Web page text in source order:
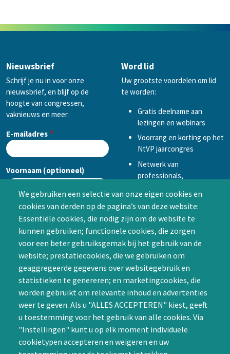
We gebruiken een selectie van onze eigen cookies en
cookies van derden op de pagina’s van deze website:
Essentiële cookies, die nodig zijn om de website te
kunnen gebruiken; functionele cookies, die zorgen
voor een beter gebruiksgemak bij het gebruik van de
website; prestatiecookies, die we gebruiken om
geaggregeerde gegevens over websitegebruik en
statistieken te genereren; en marketingcookies, die
worden gebruikt om relevante inhoud en advertenties
weer te geven. Als u "ALLES ACCEPTEREN" kiest, geeft
u toestemming voor het gebruik van alle cookies. Via
"Instellingen" kunt u op elk moment individuele
cookietypen accepteren en weigeren en uw
Nieuwsbrief
Schrijf je nu in voor onze
nieuwsbrief, en blijf op de
hoogte van congressen,
vaknieuws en meer.
E-mailadres
Voornaam (optioneel)
Achternaam (optioneel)
CAPTCHA
Word lid
Uw grootste voordelen om lid
te worden:
Gratis deelname aan
lezingen en webinars
Voorrang en korting op het
NtVP jaarcongres
Netwerk van
professionals,
samenwerken in een van
de Special Interest
Groepen (SIG’s) of zelf een
SIG initiëren
Word lid
Contact